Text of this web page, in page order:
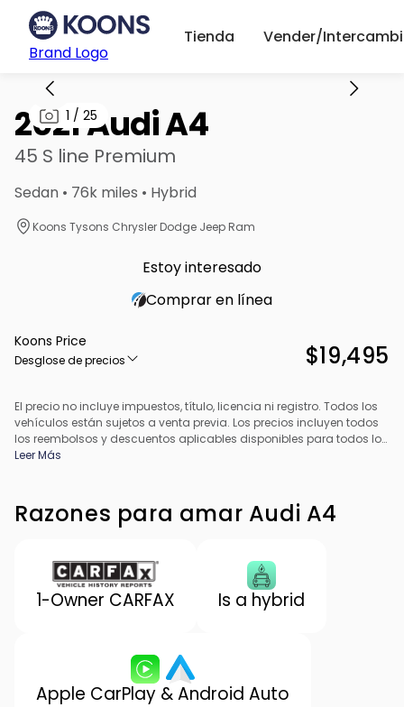
Brand Logo
Tienda Vender/
1 / 25
2021 Audi A4
45 S line Premium
Sedan • 76k miles • Hybrid
Koons Tysons Chrysler Dodge Jeep Ram
Estoy interesado
Comprar en línea
Koons Price
Desglose de precios $19,495
El precio no incluye impuestos, título, licencia ni registro. Todos los
vehículos están sujetos a venta previa. Los precios incluyen todos
los reembolsos y descuentos aplicables disponibles para todos los
consumidores; pueden aplicarse reembolsos adicionales. Es
de procesamiento del concesionario. El precio real del
concesionario puede variar.
Leer Más
Razones para amar Audi A4
1-Owner CARFAX Is a hybrid
Apple CarPlay & Android Auto